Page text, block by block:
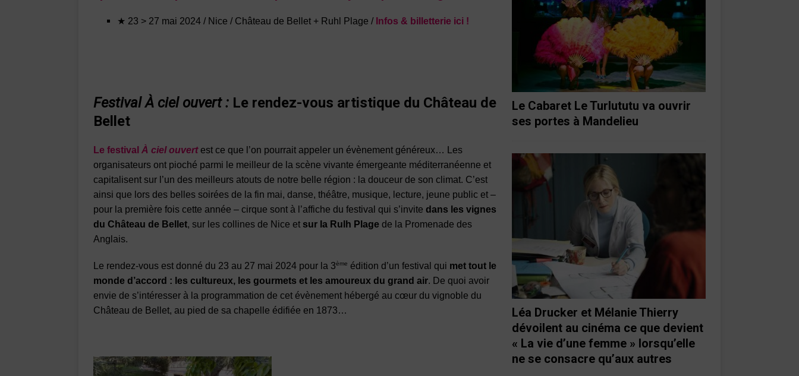
★ 23 > 27 mai 2024 / Nice / Château de Bellet + Ruhl Plage / Infos & billetterie ici !
Festival À ciel ouvert : Le rendez-vous artistique du Château de
Bellet
Le festival À ciel ouvert est ce que l’on pourrait appeler un évènement généreux… Les
organisateurs ont pioché parmi le meilleur de la scène vivante émergeante méditerranéenne et
capitalisent sur l’un des meilleurs atouts de notre belle région : la douceur de son climat. C’est
ainsi que lors des belles soirées de la fin mai, danse, théâtre, musique, lecture, jeune public et –
pour la première fois cette année – cirque sont à l’affiche du festival qui s’invite dans les vignes
du Château de Bellet, sur les collines de Nice et sur la Rulh Plage de la Promenade des
Anglais.
Le rendez-vous est donné du 23 au 27 mai 2024 pour la 3ème édition d’un festival qui met tout le
monde d’accord : les cultureux, les gourmets et les amoureux du grand air. De quoi avoir
envie de s’intéresser à la programmation de cet évènement hébergé au cœur du vignoble du
Château de Bellet, au pied de sa chapelle édifiée en 1873…
Le Cabaret Le Turlututu va ouvrir
ses portes à Mandelieu
Léa Drucker et Mélanie Thierry
dévoilent au cinéma ce que devient
« La vie d’une femme » lorsqu’elle
ne se consacre qu’aux autres